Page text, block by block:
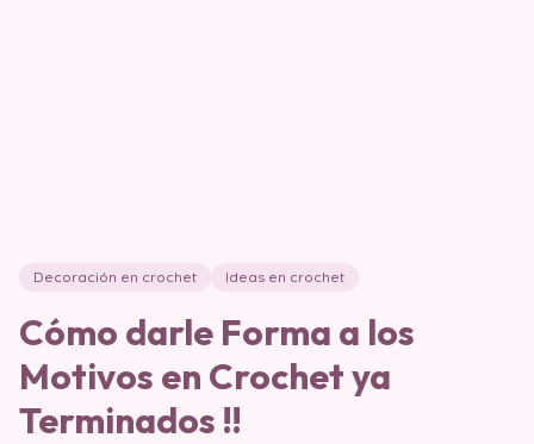
Decoración en crochet Ideas en crochet
Cómo darle Forma a los
Motivos en Crochet ya
Terminados !!